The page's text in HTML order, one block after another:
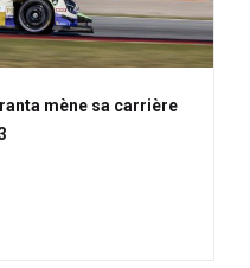
mène sa carrière